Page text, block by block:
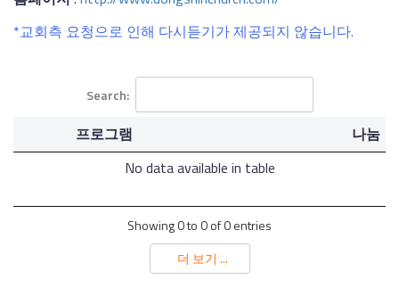
*교회측 요청으로 인해 다시듣기가 제공되지 않습니다.
Search:
프로그램
나눔
No data available in table
Showing 0 to 0 of 0 entries
더 보기 ...